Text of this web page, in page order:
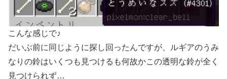
こんな感じで♪
だいぶ前に同じように探し回ったんですが、ルギアのうみ
なりの鈴はいくつも見つけるも何故かこの透明な鈴が全く
見つけられず…